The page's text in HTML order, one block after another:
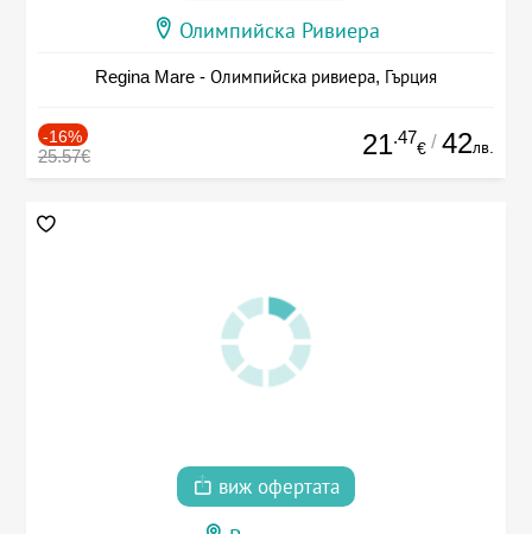
Олимпийска Ривиера
Regina Mare - Олимпийска ривиера, Гърция
-16%
25.57€ 21.47
€ / 42лв.
виж офертата